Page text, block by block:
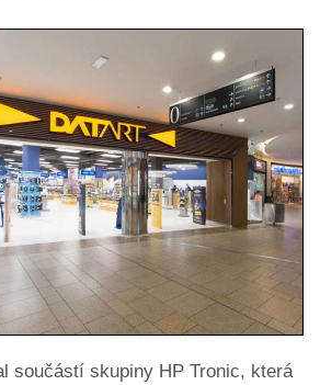
součástí skupiny HP Tronic, která